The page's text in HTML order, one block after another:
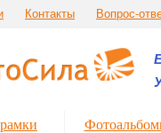
Контакты Вопрос-